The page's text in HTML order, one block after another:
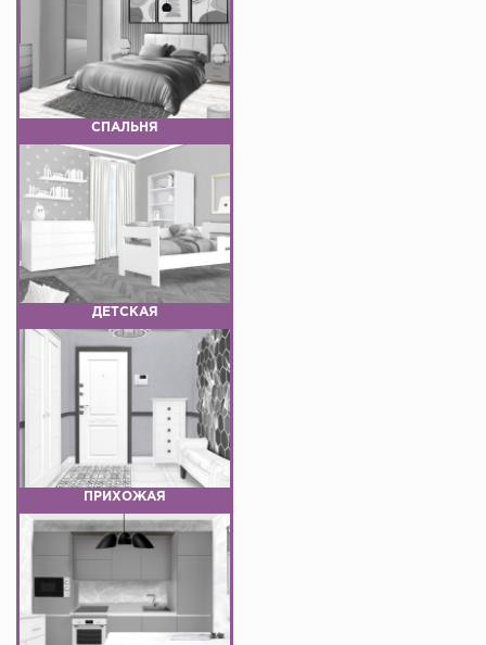
СПАЛЬНЯ
ДЕТСКАЯ
ПРИХОЖАЯ